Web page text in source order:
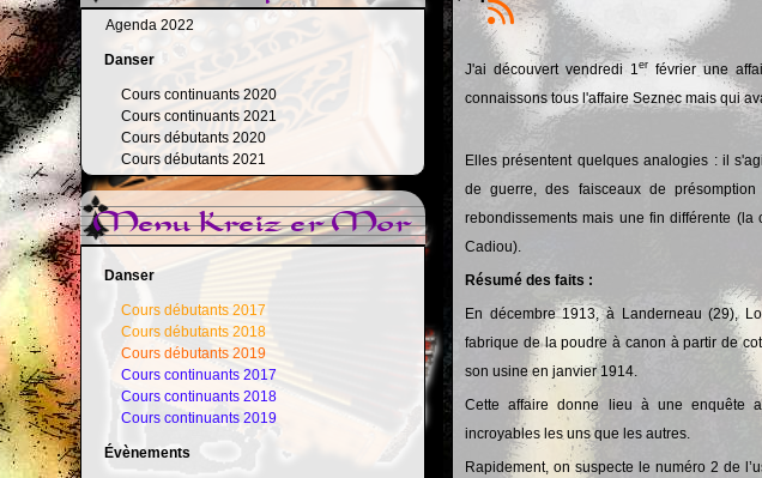
Agenda 2022
Danser
Cours continuants 2020
Cours continuants 2021
Cours débutants 2020
Cours débutants 2021
Menu Kreiz er Mor
Danser
Cours débutants 2017
Cours débutants 2018
Cours débutants 2019
Cours continuants 2017
Cours continuants 2018
Cours continuants 2019
Évènements
J'ai découvert vendredi 1er février une
connaissons tous l'affaire Seznec mais qui
Elles présentent quelques analogies : il
de guerre, des faisceaux de
rebondissements mais une fin différente
Cadiou).
Résumé des faits :
En décembre 1913, à Landerneau (29),
fabrique de la poudre à canon à partir de
son usine en janvier 1914.
Cette affaire donne lieu à une enquête
incroyables les uns que les autres.
Rapidement, on suspecte le numéro 2 de